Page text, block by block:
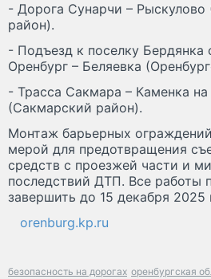
- Дорога Сунарчи –
район).
- Подъезд к поселку Бердянка
Оренбург – Беляевка
- Трасса Сакмара – Каменка на
(Сакмарский район).
Монтаж барьерных
мерой для предотвращения
средств с проезжей части и
последствий ДТП. Все работы
завершить до 15 декабря 2025
orenburg.kp.ru
безопасность на дорогах оренбургская